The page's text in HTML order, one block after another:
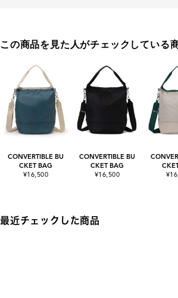
この商品を見た人がチェックしている
CONVERTIBLE BU
CKET BAG
¥16,500
CONVERTIBLE BU
CKET BAG
¥16,500
最近チェックした商品